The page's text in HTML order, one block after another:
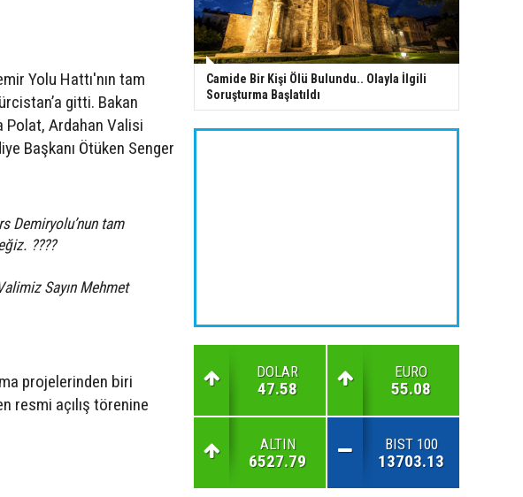
Yolu Hattı'nın tam
gitti. Bakan
Polat, Ardahan Valisi
Başkanı Ötüken Senger
Demiryolu’nun tam
????
Sayın Mehmet
projelerinden biri
resmi açılış törenine
Camide Bir Kişi Ölü Bulundu.. Olayla İlgili
Soruşturma Başlatıldı
DOLAR
47.58
EURO
55.08
ALTIN
6527.79
BIST 100
13703.13